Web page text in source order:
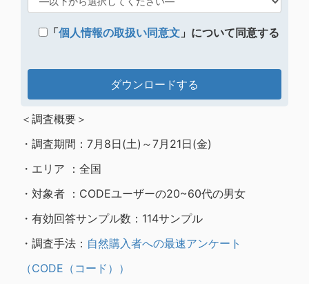
「個人情報の取扱い同意文 」について同意する
＜調査概要＞
・調査期間：7月8日(土)～7月21日(金)
・エリア ：全国
・対象者 ：CODEユーザーの20~60代の男女
・有効回答サンプル数：114サンプル
・調査手法： 自然購入者への最速アンケート
（CODE（コード））